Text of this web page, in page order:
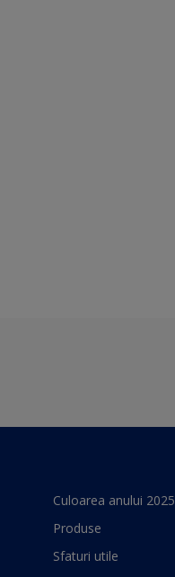
Culoarea anului 2025
Produse
Sfaturi utile